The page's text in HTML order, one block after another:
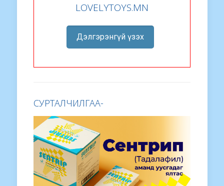
LOVELYTOYS.MN
Дэлгэрэнгүй үзэх
СУРТАЛЧИЛГАА-